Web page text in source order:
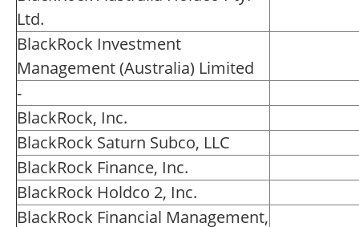
Ltd.
BlackRock Investment
Management (Australia) Limited
-
BlackRock, Inc.
BlackRock Saturn Subco, LLC
BlackRock Finance, Inc.
BlackRock Holdco 2, Inc.
BlackRock Financial Management,